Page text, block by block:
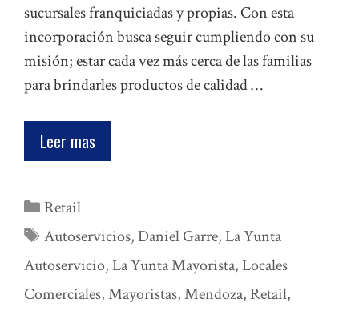
sucursales franquiciadas y propias. Con esta
incorporación busca seguir cumpliendo con su
misión; estar cada vez más cerca de las familias
para brindarles productos de calidad …
Leer mas
Categorías
Retail
Etiquetas
Autoservicios,Daniel Garre,La Yunta
Autoservicio,La Yunta Mayorista,Locales
Comerciales,Mayoristas,Mendoza, Retail,